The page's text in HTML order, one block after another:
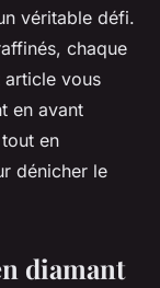
véritable défi.
chaque
article vous
en avant
en
dénicher le
diamant